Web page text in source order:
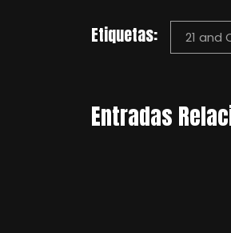
Etiquetas: 21 and
Entradas